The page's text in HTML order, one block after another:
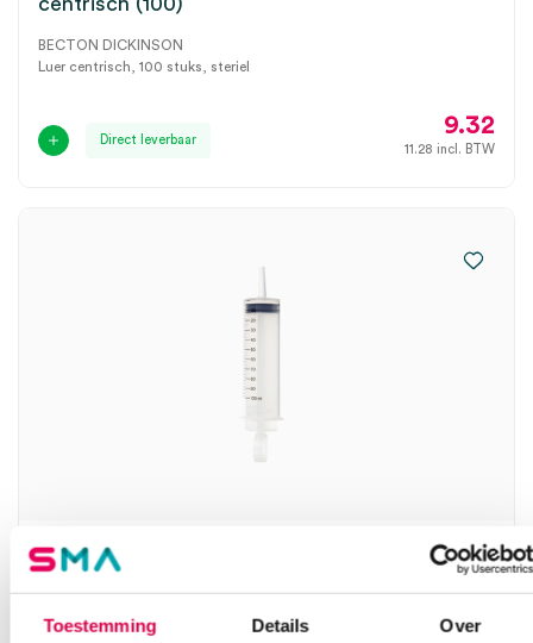
Toestemming Details Over
BECTON DICKINSON
Luer centrisch, 100 stuks, steriel
Direct leverbaar
9.32
11.28 incl. BTW
BD Plastipak injectiespuiten, 100ml, 3 delig,
BECTON DICKINSON